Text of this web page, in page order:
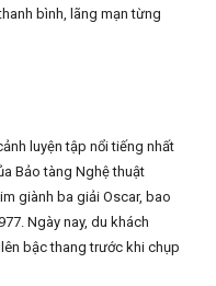
bình, lãng mạn từng
luyện tập nổi tiếng nhất
Bảo tàng Nghệ thuật
giành ba giải Oscar, bao
Ngày nay, du khách
bậc thang trước khi chụp